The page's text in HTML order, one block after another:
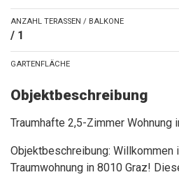
ANZAHL TERASSEN / BALKONE
/ 1
GARTENFLÄCHE
Objektbeschreibung
Traumhafte 2,5-Zimmer Wohnung
Objektbeschreibung: Willkommen
Traumwohnung in 8010 Graz!